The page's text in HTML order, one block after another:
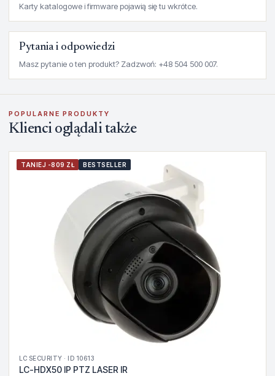
Karty katalogowe i firmware pojawią się tu wkrótce.
Pytania i odpowiedzi
Masz pytanie o ten produkt? Zadzwoń: +48 504 500 007.
POPULARNE PRODUKTY
Klienci oglądali także
TANIEJ -809 ZŁ BESTSELLER
LC SECURITY · ID 10613
LC-HDX50 IP PTZ LASER IR